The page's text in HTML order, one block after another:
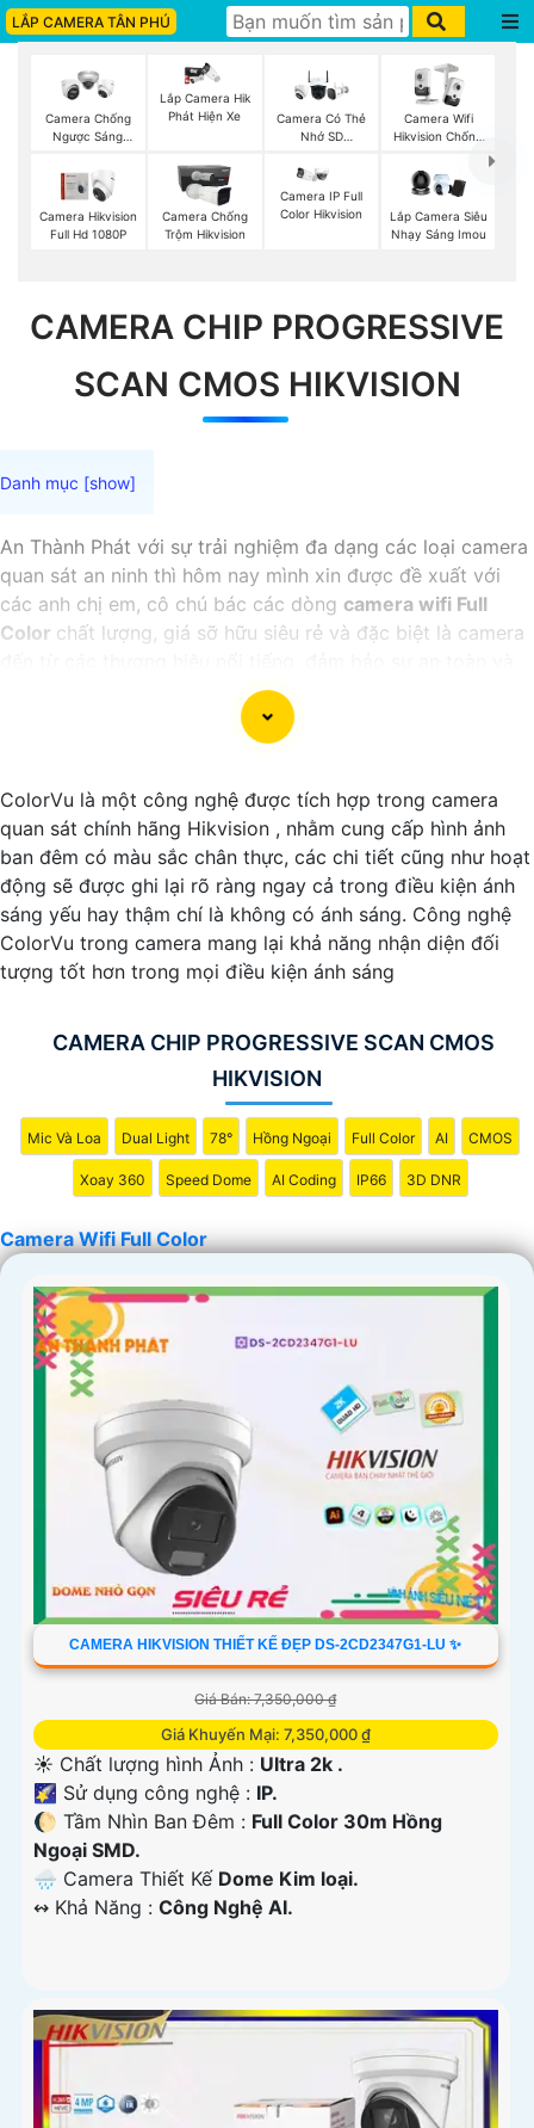
LẮP CAMERA TÂN PHÚ
Camera Chống
Ngược Sáng
Lắp Camera Hik
Phát Hiện Xe
Camera Có Thẻ
Nhớ SD
Camera Wifi
Hikvision Chống
Camera Hikvision
Full Hd 1080P
Camera Chống
Trộm Hikvision
Camera IP Full
Color Hikvision
Lắp Camera Siêu
Nhạy Sáng Imou
CAMERA CHIP PROGRESSIVE
SCAN CMOS HIKVISION
An Thành Phát với sự trải nghiệm đa dạng các loại camera
quan sát an ninh thì hôm nay mình xin được đề xuất với
các anh chị em, cô chú bác các dòng camera wifi Full
Color chất lượng, giá sỡ hữu siêu rẻ và đặc biệt là camera
'
ColorVu là một công nghệ được tích hợp trong camera
quan sát chính hãng Hikvision , nhằm cung cấp hình ảnh
ban đêm có màu sắc chân thực, các chi tiết cũng như hoạt
động sẽ được ghi lại rõ ràng ngay cả trong điều kiện ánh
sáng yếu hay thậm chí là không có ánh sáng. Công nghệ
ColorVu trong camera mang lại khả năng nhận diện đối
tượng tốt hơn trong mọi điều kiện ánh sáng
CAMERA CHIP PROGRESSIVE SCAN CMOS
HIKVISION
Mic Và Loa Dual Light 78° Hồng Ngoại Full Color AI CMOS
Xoay 360 Speed Dome AI Coding IP66 3D DNR
Camera Wifi Full Color
CAMERA HIKVISION THIẾT KẾ ĐẸP DS-2CD2347G1-LU ✨
Giá Bán: 7,350,000 ₫
Giá Khuyến Mại: 7,350,000 ₫
☀️ Chất lượng hình Ảnh : Ultra 2k .
🌠 Sử dụng công nghệ : IP.
🌔 Tầm Nhìn Ban Đêm : Full Color 30m Hồng
Ngoại SMD.
🌧️ Camera Thiết Kế Dome Kim loại.
️↭ Khả Năng : Công Nghệ AI.